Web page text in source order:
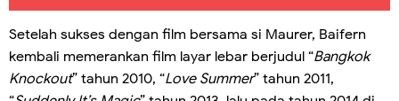
Setelah sukses dengan film bersama si Maurer, Baifern
kembali memerankan film layar lebar berjudul “Bangkok
Knockout” tahun 2010, “Love Summer” tahun 2011,